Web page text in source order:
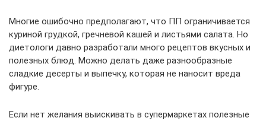
Многие ошибочно предполагают, что ПП ограничивается
куриной грудкой, гречневой кашей и листьями салата. Но
диетологи давно разработали много рецептов вкусных и
полезных блюд. Можно делать даже разнообразные
сладкие десерты и выпечку, которая не наносит вреда
фигуре.
Если нет желания выискивать в супермаркетах полезные